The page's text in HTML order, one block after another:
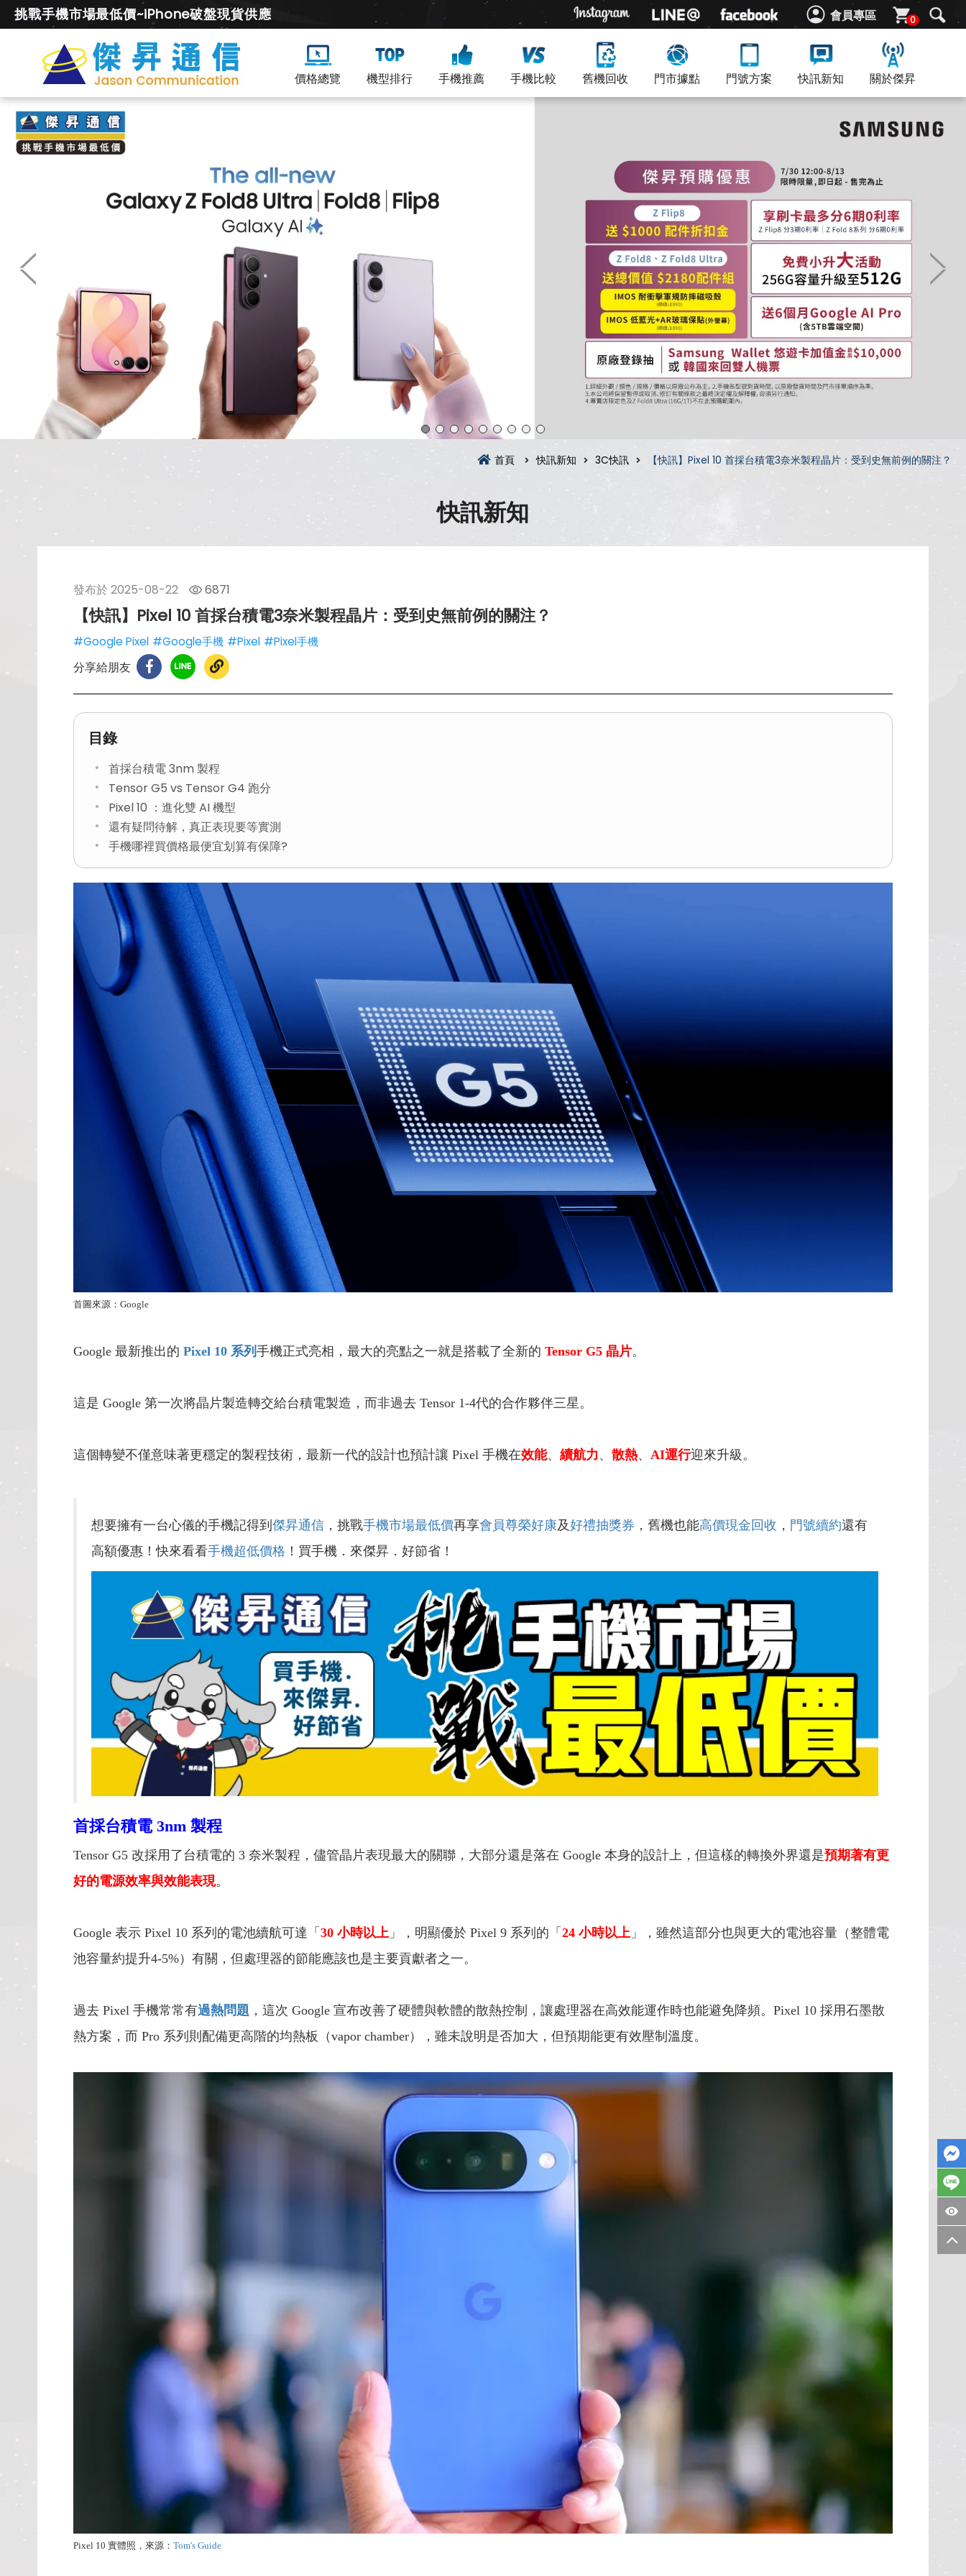
會員專區 0
挑戰手機市場最低價~iPhone破盤現貨供應
價格總覽 機型排行 手機推薦 手機比較 舊機回收 門市據點 門號方案 快訊新知 關於傑昇
首頁 快訊新知 3C快訊 【快訊】Pixel 10 首採台積電3奈米製程晶片：受到史無前例的關注？
快訊新知
發布於 2025-08-22 6871
【快訊】Pixel 10 首採台積電3奈米製程晶片：受到史無前例的關注？
#Google Pixel #Google手機 #Pixel #Pixel手機
分享給朋友
目錄
首採台積電 3nm 製程
Tensor G5 vs Tensor G4 跑分
Pixel 10 ：進化雙 AI 機型
還有疑問待解，真正表現要等實測
手機哪裡買價格最便宜划算有保障?
首圖來源：Google
Google 最新推出的 Pixel 10 系列 手機正式亮相，最大的亮點之一就是搭載了全新的 Tensor G5 晶片。
這是 Google 第一次將晶片製造轉交給台積電製造，而非過去 Tensor 1-4代的合作夥伴三星。
這個轉變不僅意味著更穩定的製程技術，最新一代的設計也預計讓 Pixel 手機在效能、 續航力 、 散熱、 AI運行迎來升級。
想要擁有一台心儀的手機記得到 傑昇通信 ，挑戰手機市場最低價再享會員尊榮好康及好禮抽獎券 ，舊機也能高價現金回收 ， 門號續約還有
高額優惠！快來看看手機超低價格 ！買手機．來傑昇．好節省！
首採台積電 3nm 製程
Tensor G5 改採用了台積電的 3 奈米製程，儘管晶片表現最大的關聯，大部分還是落在 Google 本身的設計上，但這樣的轉換外界還是預期著有更
好的電源效率與效能表現。
Google 表示 Pixel 10 系列的電池續航可達「 30 小時以上 」，明顯優於 Pixel 9 系列的「 24 小時以上 」，雖然這部分也與更大的電池容量（整體電
池容量約提升4-5%）有關，但處理器的節能應該也是主要貢獻者之一。
過去 Pixel 手機常常有過熱問題 ，這次 Google 宣布改善了硬體與軟體的散熱控制，讓處理器在高效能運作時也能避免降頻。Pixel 10 採用石墨散
熱方案，而 Pro 系列則配備更高階的均熱板（vapor chamber），雖未說明是否加大，但預期能更有效壓制溫度。
Pixel 10 實體照，來源： Tom's Guide